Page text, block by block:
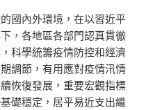
國內外環境，在以習近平
，各地區各部門認真貫徹
科學統籌疫情防控和經濟
調節，有用應對疫情汛情
恢復發展，重要宏觀指標
礎穩定，居平易近支出繼